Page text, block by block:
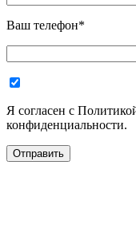
Ваш телефон*
Я согласен с
конфиденциальности.